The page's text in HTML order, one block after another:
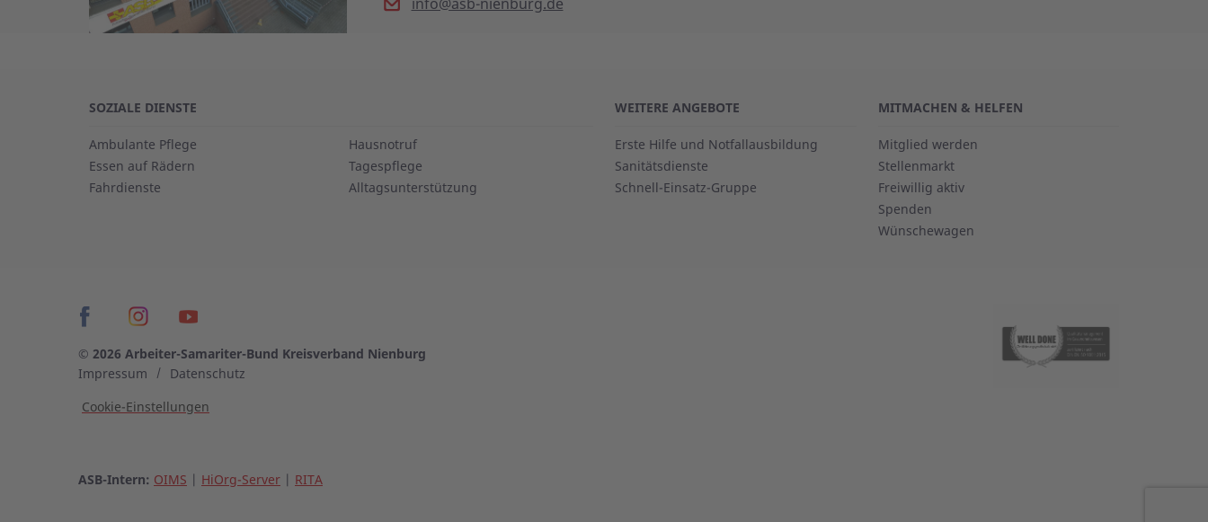
SOZIALE DIENSTE
Ambulante Pflege
Essen auf Rädern
Fahrdienste
Hausnotruf
Tagespflege
Alltagsunterstützung
WEITERE ANGEBOTE
Erste Hilfe und Notfallausbildung
Sanitätsdienste
Schnell-Einsatz-Gruppe
MITMACHEN & HELFEN
Mitglied werden
Stellenmarkt
Freiwillig aktiv
Spenden
Wünschewagen
© 2026 Arbeiter-Samariter-Bund Kreisverband Nienburg
Impressum
Datenschutz
Cookie-Einstellungen
ASB-Intern: OIMS HiOrg-Server RITA